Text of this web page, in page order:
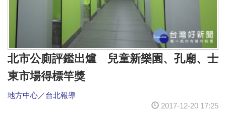
北市公廁評鑑出爐 兒童新樂園、孔廟、士
東市場得標竿獎
地方中心／台北報導
2017-12-20 17:25